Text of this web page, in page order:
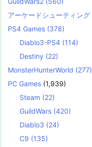
アーケードシューティング
PS4 Games (378)
Diablo3-PS4 (114)
Destiny (22)
MonsterHunterWorld (277)
PC Games (1,939)
Steam (22)
GuildWars (420)
Diablo3 (24)
C9 (135)